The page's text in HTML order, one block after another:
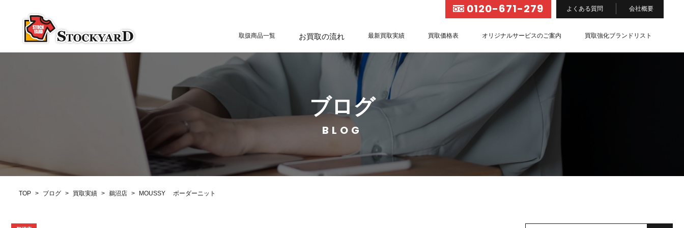
0120-671-279 よくある質問 会社概要
取扱商品一覧 お買取の流れ 最新買取実績 買取価格表 オリジナルサービスのご案内 買取強化ブランドリスト
ブログ
BLOG
TOP > ブログ > 買取実績 > 鵜沼店 > MOUSSY ボーダーニット